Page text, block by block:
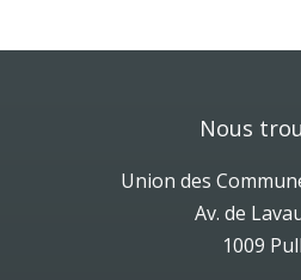
Nous
Union des
Av. de
1009